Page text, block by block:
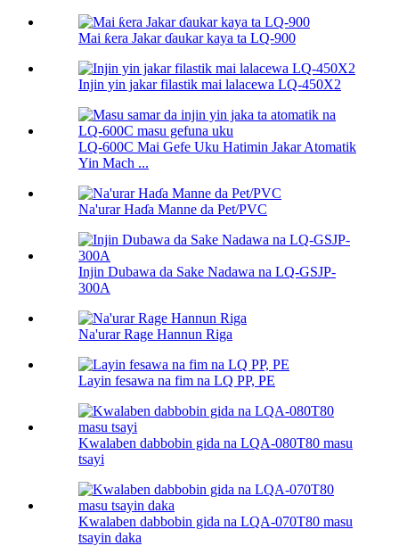
Mai ƙera Jakar ɗaukar kaya ta LQ-900
Injin yin jakar filastik mai lalacewa LQ-450X2
LQ-600C Mai Gefe Uku Hatimin Jakar Atomatik
Yin Mach ...
Na'urar Haɗa Manne da Pet/PVC
Injin Dubawa da Sake Nadawa na LQ-GSJP-
300A
Na'urar Rage Hannun Riga
Layin fesawa na fim na LQ PP, PE
Kwalaben dabbobin gida na LQA-080T80 masu
tsayi
Kwalaben dabbobin gida na LQA-070T80 masu
tsayin daka